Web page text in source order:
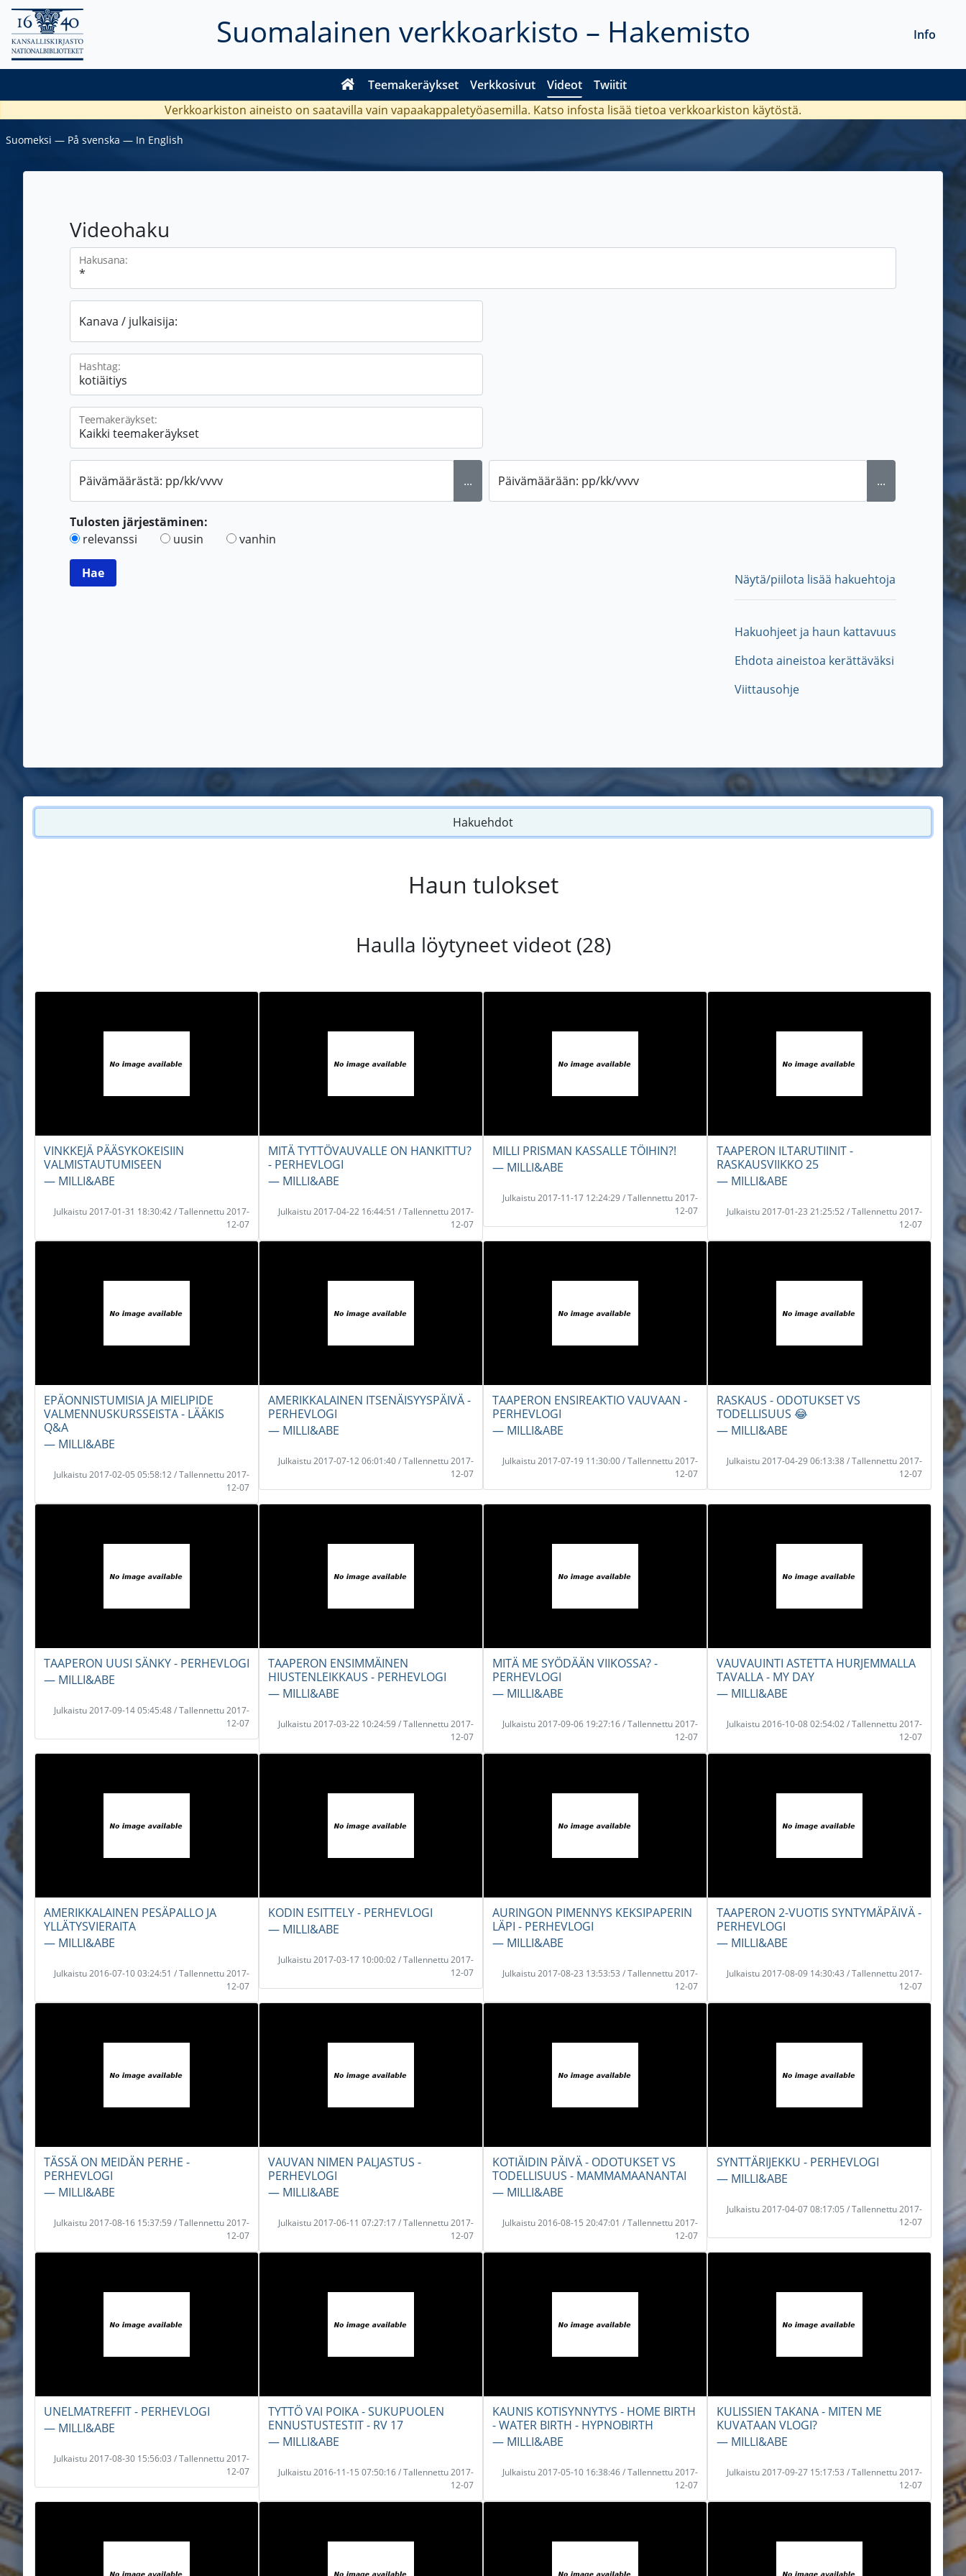
Suomalainen verkkoarkisto – Hakemisto
Teemakeräykset Verkkosivut Videot Twiitit
Info
Verkkoarkiston aineisto on saatavilla vain vapaakappaletyöasemilla. Katso infosta lisää tietoa verkkoarkiston käytöstä.
Suomeksi ― På svenska ― In English
Videohaku
Hakusana:
Kanava / julkaisija:
Hashtag:
Teemakeräykset:
Päivämäärästä: pp/kk/vvvv ... Päivämäärään: pp/kk/vvvv ...
Tulosten järjestäminen:
relevanssi
uusin vanhin
Näytä/piilota lisää hakuehtoja
Hakuohjeet ja haun kattavuus
Ehdota aineistoa kerättäväksi
Viittausohje
Hakuehdot
Haun tulokset
Haulla löytyneet videot (28)
VINKKEJÄ PÄÄSYKOKEISIIN
VALMISTAUTUMISEEN
― MILLI&ABE
Julkaistu 2017-01-31 18:30:42 / Tallennettu 2017-
12-07
MITÄ TYTTÖVAUVALLE ON HANKITTU?
- PERHEVLOGI
― MILLI&ABE
Julkaistu 2017-04-22 16:44:51 / Tallennettu 2017-
12-07
MILLI PRISMAN KASSALLE TÖIHIN?!
― MILLI&ABE
Julkaistu 2017-11-17 12:24:29 / Tallennettu 2017-
12-07
TAAPERON ILTARUTIINIT -
RASKAUSVIIKKO 25
― MILLI&ABE
Julkaistu 2017-01-23 21:25:52 / Tallennettu 2017-
12-07
EPÄONNISTUMISIA JA MIELIPIDE
VALMENNUSKURSSEISTA - LÄÄKIS
Q&A
― MILLI&ABE
Julkaistu 2017-02-05 05:58:12 / Tallennettu 2017-
12-07
AMERIKKALAINEN ITSENÄISYYSPÄIVÄ -
PERHEVLOGI
― MILLI&ABE
Julkaistu 2017-07-12 06:01:40 / Tallennettu 2017-
12-07
TAAPERON ENSIREAKTIO VAUVAAN -
PERHEVLOGI
― MILLI&ABE
Julkaistu 2017-07-19 11:30:00 / Tallennettu 2017-
12-07
RASKAUS - ODOTUKSET VS
TODELLISUUS 😂
― MILLI&ABE
Julkaistu 2017-04-29 06:13:38 / Tallennettu 2017-
12-07
TAAPERON UUSI SÄNKY - PERHEVLOGI
― MILLI&ABE
Julkaistu 2017-09-14 05:45:48 / Tallennettu 2017-
12-07
TAAPERON ENSIMMÄINEN
HIUSTENLEIKKAUS - PERHEVLOGI
― MILLI&ABE
Julkaistu 2017-03-22 10:24:59 / Tallennettu 2017-
12-07
MITÄ ME SYÖDÄÄN VIIKOSSA? -
PERHEVLOGI
― MILLI&ABE
Julkaistu 2017-09-06 19:27:16 / Tallennettu 2017-
12-07
VAUVAUINTI ASTETTA HURJEMMALLA
TAVALLA - MY DAY
― MILLI&ABE
Julkaistu 2016-10-08 02:54:02 / Tallennettu 2017-
12-07
AMERIKKALAINEN PESÄPALLO JA
YLLÄTYSVIERAITA
― MILLI&ABE
Julkaistu 2016-07-10 03:24:51 / Tallennettu 2017-
12-07
KODIN ESITTELY - PERHEVLOGI
― MILLI&ABE
Julkaistu 2017-03-17 10:00:02 / Tallennettu 2017-
12-07
AURINGON PIMENNYS KEKSIPAPERIN
LÄPI - PERHEVLOGI
― MILLI&ABE
Julkaistu 2017-08-23 13:53:53 / Tallennettu 2017-
12-07
TAAPERON 2-VUOTIS SYNTYMÄPÄIVÄ -
PERHEVLOGI
― MILLI&ABE
Julkaistu 2017-08-09 14:30:43 / Tallennettu 2017-
12-07
TÄSSÄ ON MEIDÄN PERHE -
PERHEVLOGI
― MILLI&ABE
Julkaistu 2017-08-16 15:37:59 / Tallennettu 2017-
12-07
VAUVAN NIMEN PALJASTUS -
PERHEVLOGI
― MILLI&ABE
Julkaistu 2017-06-11 07:27:17 / Tallennettu 2017-
12-07
KOTIÄIDIN PÄIVÄ - ODOTUKSET VS
TODELLISUUS - MAMMAMAANANTAI
― MILLI&ABE
Julkaistu 2016-08-15 20:47:01 / Tallennettu 2017-
12-07
SYNTTÄRIJEKKU - PERHEVLOGI
― MILLI&ABE
Julkaistu 2017-04-07 08:17:05 / Tallennettu 2017-
12-07
UNELMATREFFIT - PERHEVLOGI
― MILLI&ABE
Julkaistu 2017-08-30 15:56:03 / Tallennettu 2017-
12-07
TYTTÖ VAI POIKA - SUKUPUOLEN
ENNUSTUSTESTIT - RV 17
― MILLI&ABE
Julkaistu 2016-11-15 07:50:16 / Tallennettu 2017-
12-07
KAUNIS KOTISYNNYTYS - HOME BIRTH
- WATER BIRTH - HYPNOBIRTH
― MILLI&ABE
Julkaistu 2017-05-10 16:38:46 / Tallennettu 2017-
12-07
KULISSIEN TAKANA - MITEN ME
KUVATAAN VLOGI?
― MILLI&ABE
Julkaistu 2017-09-27 15:17:53 / Tallennettu 2017-
12-07